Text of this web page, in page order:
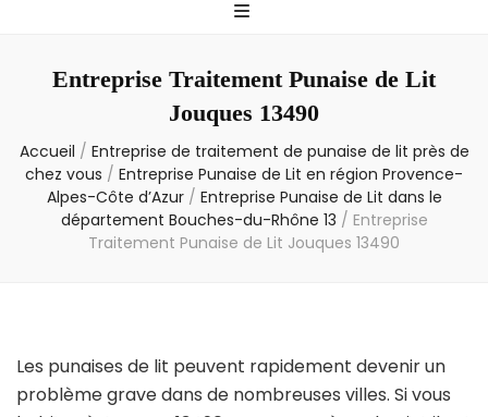
– Info
Entreprise Traitement Punaise de Lit
Jouques 13490
Accueil / Entreprise de traitement de punaise de lit près de
chez vous / Entreprise Punaise de Lit en région Provence-
Alpes-Côte d’Azur / Entreprise Punaise de Lit dans le
département Bouches-du-Rhône 13 / Entreprise
Traitement Punaise de Lit Jouques 13490
Les punaises de lit peuvent rapidement devenir un
problème grave dans de nombreuses villes. Si vous